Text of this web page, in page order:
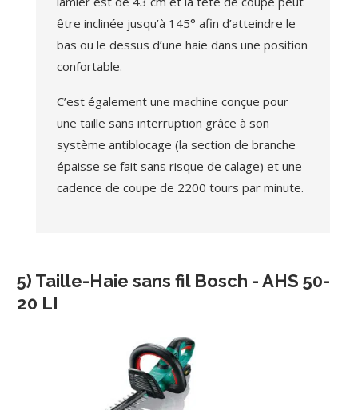
être inclinée jusqu’à 145° afin d’atteindre le
bas ou le dessus d’une haie dans une position
confortable.
C’est également une machine conçue pour
une taille sans interruption grâce à son
système antiblocage (la section de branche
épaisse se fait sans risque de calage) et une
cadence de coupe de 2200 tours par minute.
5) Taille-Haie sans fil Bosch - AHS 50-
20 LI